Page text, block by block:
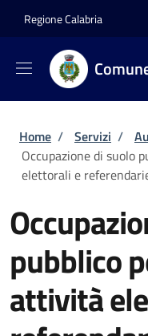
Regione Calabria
Briciole di
Home / Servizi /
Occupazione di suolo
elettorali e
pubblico
attività